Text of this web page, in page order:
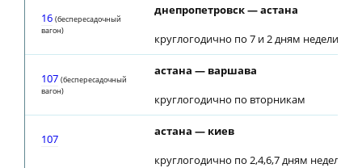
16 (беспересадочный
вагон)
днепропетровск — астана
круглогодично по 7 и 2 дням недели
107 (беспересадочный
вагон)
астана — варшава
круглогодично по вторникам
107
астана — киев
круглогодично по 2,4,6,7 дням недели